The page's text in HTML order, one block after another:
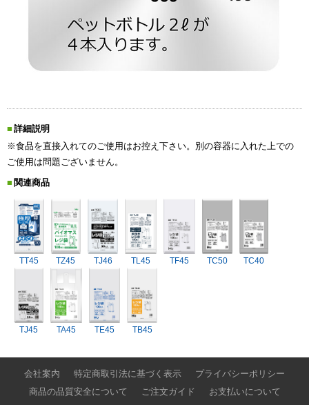
詳細説明
※食品を直接入れてのご使用はお控え下さい。別の容器に入れた上での
ご使用は問題ございません。
関連商品
TT45 TZ45 TJ46 TL45 TF45 TC50 TC40
TJ45 TA45 TE45 TB45
会社案内 特定商取引法に基づく表示
プライバシーポリシー
商品の品質安全について
ご注文ガイド
お支払いについて